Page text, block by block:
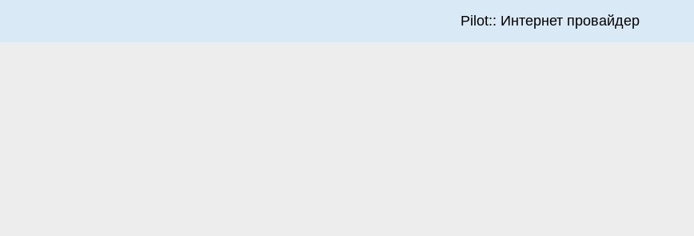
Pilot:: Интернет провайдер